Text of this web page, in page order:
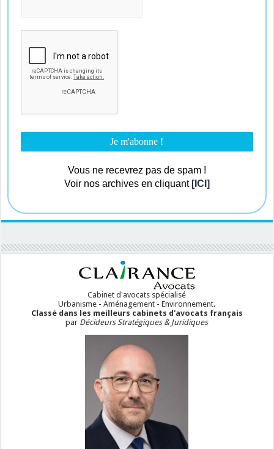
Vous ne recevrez pas de spam !
Voir nos archives en cliquant [ICI]
Cabinet d'avocats spécialisé
Urbanisme - Aménagement - Environnement.
Classé dans les meilleurs cabinets d'avocats français
par Décideurs Stratégiques & Juridiques